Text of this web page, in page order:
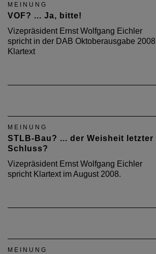
MEINUNG
VOF? ... Ja, bitte!
Vizepräsident Ernst Wolfgang Eichler
spricht in der DAB Oktoberausgabe 2008
Klartext
MEINUNG
STLB-Bau? ... der Weisheit letzter
Schluss?
Vizepräsident Ernst Wolfgang Eichler
spricht Klartext im August 2008.
MEINUNG